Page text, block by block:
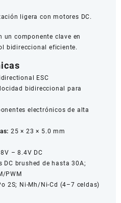
ligera con motores DC.
un componente clave en
bidireccional eficiente.
ESC
bidireccional para
electrónicos de alta
25 × 23 × 5.0 mm
– 8.4V DC
DC brushed de hasta 30A;
PWM
2S; Ni-Mh/Ni-Cd (4–7 celdas)